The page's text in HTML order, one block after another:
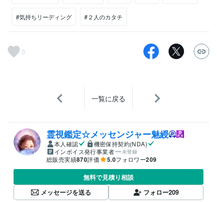
#気持ちリーディング #２人のカタチ
3
一覧に戻る
霊視鑑定☆メッセンジャー魅綬
本人確認
機密保持契約(NDA)
インボイス発行事業者
未登録
総販売実績870評価 5.0フォロワー209
無料で見積り相談
メッセージを送る
フォロー209